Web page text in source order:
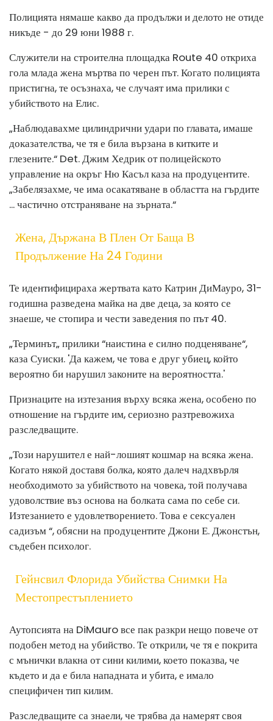
Полицията нямаше какво да продължи и делото не отиде
никъде - до 29 юни 1988 г.
Служители на строителна площадка Route 40 откриха
гола млада жена мъртва по черен път. Когато полицията
пристигна, те осъзнаха, че случаят има прилики с
убийството на Елис.
„Наблюдавахме цилиндрични удари по главата, имаше
доказателства, че тя е била вързана в китките и
глезените.“ Det. Джим Хедрик от полицейското
управление на окръг Ню Касъл каза на продуцентите.
„Забелязахме, че има осакатяване в областта на гърдите
... частично отстраняване на зърната.“
Жена, Държана В Плен От Баща В
Продължение На 24 Години
Те идентифицираха жертвата като Катрин ДиМауро, 31-
годишна разведена майка на две деца, за която се
знаеше, че стопира и чести заведения по път 40.
„Терминът„ прилики “наистина е силно подценяване“,
каза Суиски. 'Да кажем, че това е друг убиец, който
вероятно би нарушил законите на вероятността.'
Признаците на изтезания върху всяка жена, особено по
отношение на гърдите им, сериозно разтревожиха
разследващите.
„Този ​​нарушител е най-лошият кошмар на всяка жена.
Когато някой доставя болка, която далеч надхвърля
необходимото за убийството на човека, той получава
удоволствие въз основа на болката сама по себе си.
Изтезанието е удовлетворението. Това е сексуален
садизъм “, обясни на продуцентите Джони Е. Джонстън,
съдебен психолог.
Гейнсвил Флорида Убийства Снимки На
Местопрестъплението
Аутопсията на DiMauro все пак разкри нещо повече от
подобен метод на убийство. Те открили, че тя е покрита
с мънички влакна от сини килими, което показва, че
където и да е била нападната и убита, е имало
специфичен тип килим.
Разследващите са знаели, че трябва да намерят своя